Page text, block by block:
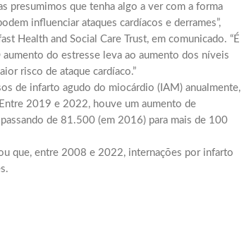
presumimos que tenha algo a ver com a forma
influenciar ataques cardíacos e derrames”,
Health and Social Care Trust, em comunicado. “É
do estresse leva ao aumento dos níveis
risco de ataque cardíaco.”
de infarto agudo do miocárdio (IAM) anualmente,
2019 e 2022, houve um aumento de
de 81.500 (em 2016) para mais de 100
que, entre 2008 e 2022, internações por infarto